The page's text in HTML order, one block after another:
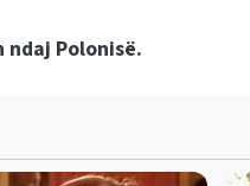
ndaj Polonisë.